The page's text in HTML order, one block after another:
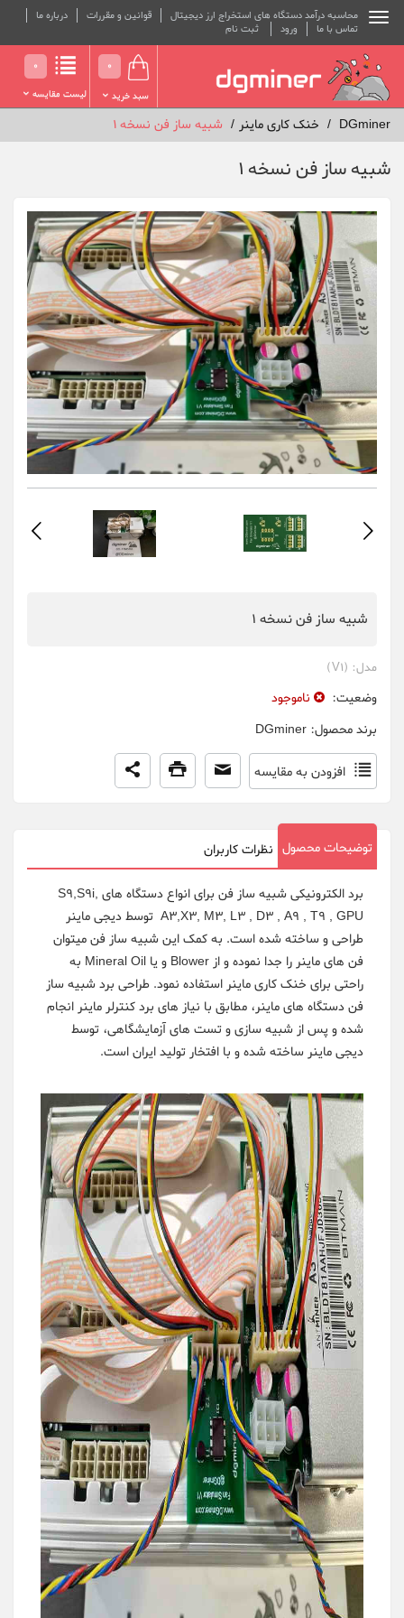
محاسبه درآمد دستگاه های استخراج ارز دیجیتال قوانین و مقررات
درباره ما
تماس با ما
ورود ثبت نام
0
سبد خرید
0
لیست مقایسه
DGminer خنک کاری ماینر شبیه ساز فن نسخه 1
شبیه ساز فن نسخه 1
شبیه ساز فن نسخه 1
مدل: (V1)
وضعیت:
ناموجود
برند محصول: DGminer
افزودن به مقایسه
توضیحات محصول نظرات کاربران
برد الکترونیکی شبیه ساز فن برای انواع دستگاه های S9,S9i,
A3,X3, M3, L3 , D3 , A9 , T9 , GPU توسط دیجی ماینر
طراحی و ساخته شده است. به کمک این شبیه ساز فن میتوان
فن های ماینر را جدا نموده و از Blower و یا Mineral Oil به
راحتی برای خنک کاری ماینر استفاده نمود. طراحی برد شبیه ساز
فن دستگاه های ماینر، مطابق با نیاز های برد کنترلر ماینر انجام
شده و پس از شبیه سازی و تست های آزمایشگاهی، توسط
دیجی ماینر ساخته شده و با افتخار تولید ایران است.